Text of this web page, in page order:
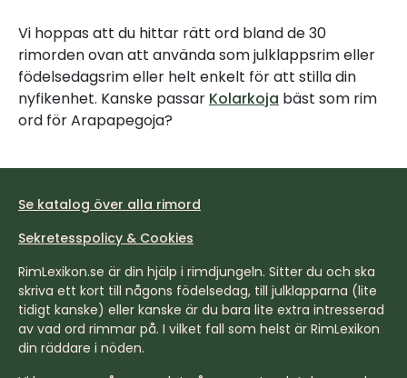
Vi hoppas att du hittar rätt ord bland de 30
rimorden ovan att använda som julklappsrim eller
födelsedagsrim eller helt enkelt för att stilla din
nyfikenhet. Kanske passar Kolarkoja bäst som rim
ord för Arapapegoja?
Se katalog över alla rimord
Sekretesspolicy & Cookies
RimLexikon.se är din hjälp i rimdjungeln. Sitter du och ska
skriva ett kort till någons födelsedag, till julklapparna (lite
tidigt kanske) eller kanske är du bara lite extra intresserad
av vad ord rimmar på. I vilket fall som helst är RimLexikon
din räddare i nöden.